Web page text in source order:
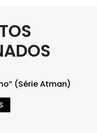
(Série Atman)